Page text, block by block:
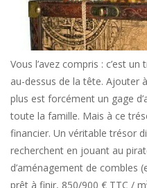
Vous l’avez compris : c’est
au-dessus de la tête. Ajouter
plus est forcément un gage
toute la famille. Mais à ce
financier. Un véritable trésor
recherchent en jouant au
d’aménagement de combles
prêt à finir, 850/900 € TTC /